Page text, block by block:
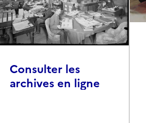
Consulter les
archives en ligne